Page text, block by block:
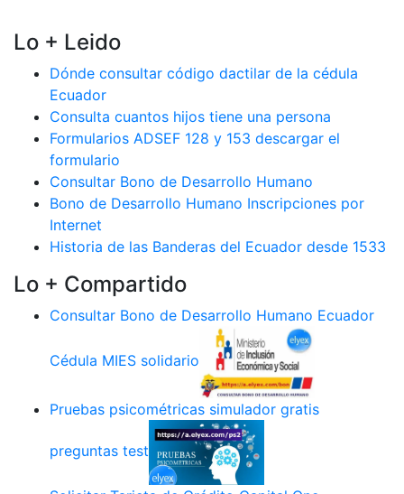
Lo + Leido
Dónde consultar código dactilar de la cédula
Ecuador
Consulta cuantos hijos tiene una persona
Formularios ADSEF 128 y 153 descargar el
formulario
Consultar Bono de Desarrollo Humano
Bono de Desarrollo Humano Inscripciones por
Internet
Historia de las Banderas del Ecuador desde 1533
Lo + Compartido
Consultar Bono de Desarrollo Humano Ecuador
Cédula MIES solidario
Pruebas psicométricas simulador gratis
preguntas test